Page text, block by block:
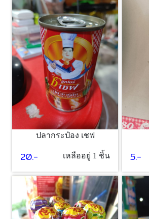
ปลากระป๋อง เชฟ
20.- เหลืออยู่ 1 ชิ้น 5.-